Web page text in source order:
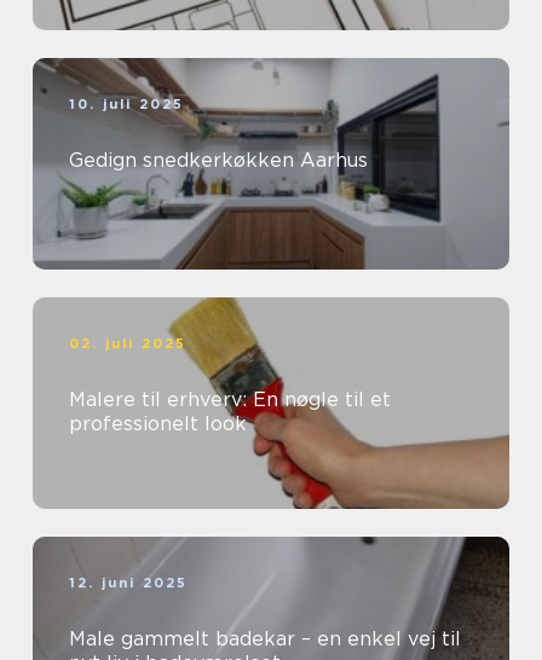
10. juli 2025
Gedign snedkerkøkken Aarhus
02. juli 2025
Malere til erhverv: En nøgle til et
professionelt look
12. juni 2025
Male gammelt badekar – en enkel vej til